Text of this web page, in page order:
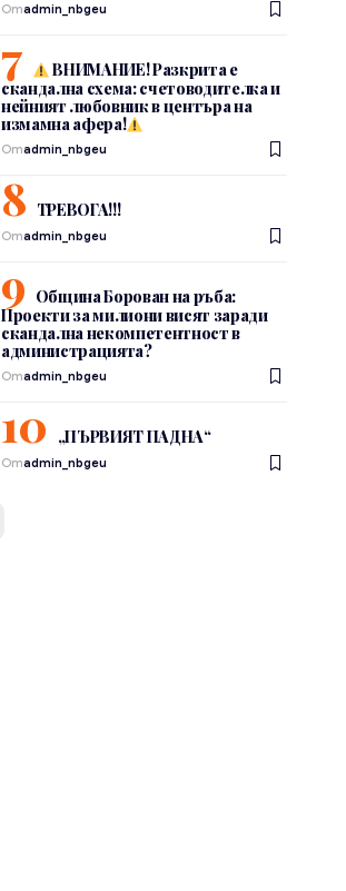
Отadmin_nbgeu
ВНИМАНИЕ! Разкрита е
скандална схема: счетоводителка и
нейният любовник в центъра на
измамна афера!
Отadmin_nbgeu
ТРЕВОГА!!!
Отadmin_nbgeu
Община Борован на ръба:
Проекти за милиони висят заради
скандална некомпетентност в
администрацията?
Отadmin_nbgeu
„ПЪРВИЯТ ПАДНА“
Отadmin_nbgeu